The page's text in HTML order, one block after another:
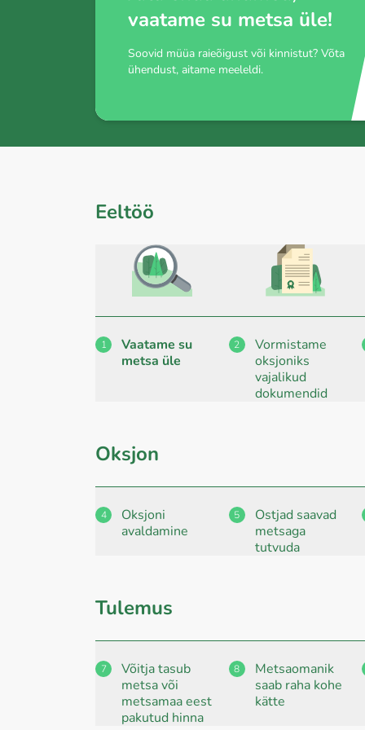
vaatame su metsa üle!
Soovid müüa raieõigust või kinnistut? Võta
ühendust, aitame meeleldi.
Eeltöö
1
Vaatame su
metsa üle
2
Vormistame
oksjoniks
vajalikud
dokumendid
Oksjon
4
Oksjoni
avaldamine
5
Ostjad saavad
metsaga
tutvuda
Tulemus
7
Võitja tasub
metsa või
metsamaa eest
pakutud hinna
8
Metsaomanik
saab raha kohe
kätte